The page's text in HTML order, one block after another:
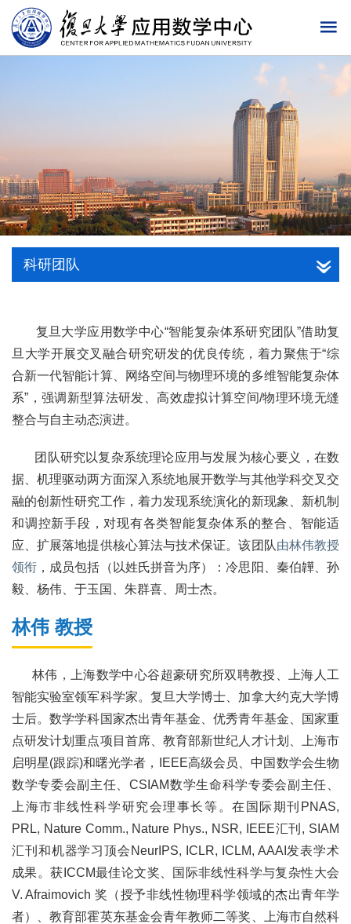
科研团队
复旦大学应用数学中心“智能复杂体系研究团队”借助复
旦大学开展交叉融合研究研发的优良传统，着力聚焦于“综
合新一代智能计算、网络空间与物理环境的多维智能复杂体
系”，强调新型算法研发、高效虚拟计算空间/物理环境无缝
整合与自主动态演进。
团队研究以复杂系统理论应用与发展为核心要义，在数
据、机理驱动两方面深入系统地展开数学与其他学科交叉交
融的创新性研究工作，着力发现系统演化的新现象、新机制
和调控新手段，对现有各类智能复杂体系的整合、智能适
应、扩展落地提供核心算法与技术保证。该团队由林伟教授
领衔 ，成员包括（以姓氏拼音为序）：冷思阳、秦伯韡、孙
毅、杨伟、于玉国、朱群喜、周士杰。
林伟 教授
林伟，上海数学中心谷超豪研究所双聘教授、上海人工
智能实验室领军科学家。复旦大学博士、加拿大约克大学博
士后。数学学科国家杰出青年基金、优秀青年基金、国家重
点研发计划重点项目首席、教育部新世纪人才计划、上海市
启明星(跟踪)和曙光学者，IEEE高级会员、中国数学会生物
数学专委会副主任、CSIAM数学生命科学专委会副主任、
上海市非线性科学研究会理事长等。在国际期刊PNAS,
PRL, Nature Comm., Nature Phys., NSR, IEEE汇刊, SIAM
汇刊和机器学习顶会NeurIPS, ICLR, ICLM, AAAI发表学术
成果。获ICCM最佳论文奖、国际非线性科学与复杂性大会
V. Afraimovich 奖（授予非线性物理科学领域的杰出青年学
者）、教育部霍英东基金会青年教师二等奖、上海市自然科